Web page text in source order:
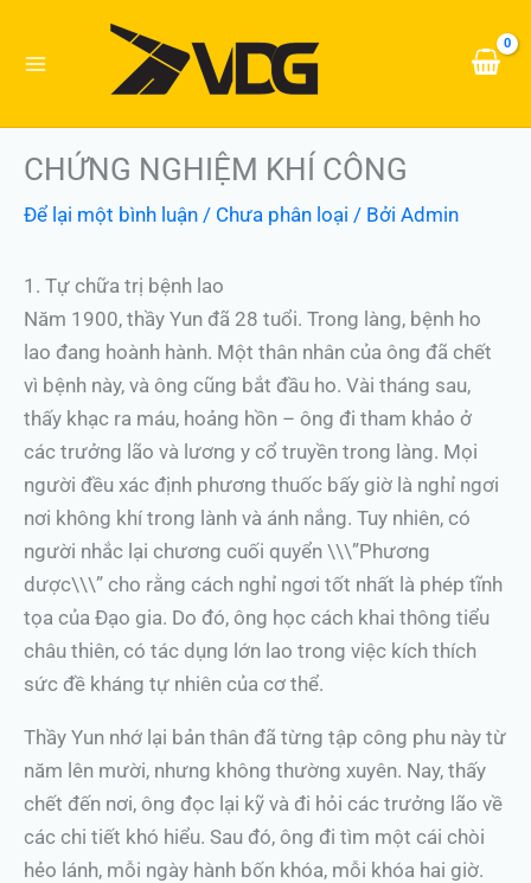
CHỨNG NGHIỆM KHÍ CÔNG
Để lại một bình luận / Chưa phân loại / Bởi Admin
1. Tự chữa trị bệnh lao
Năm 1900, thầy Yun đã 28 tuổi. Trong làng, bệnh ho
lao đang hoành hành. Một thân nhân của ông đã chết
vì bệnh này, và ông cũng bắt đầu ho. Vài tháng sau,
thấy khạc ra máu, hoảng hồn – ông đi tham khảo ở
các trưởng lão và lương y cổ truyền trong làng. Mọi
người đều xác định phương thuốc bấy giờ là nghỉ ngơi
nơi không khí trong lành và ánh nắng. Tuy nhiên, có
người nhắc lại chương cuối quyển \\\”Phương
dược\\\” cho rằng cách nghỉ ngơi tốt nhất là phép tĩnh
tọa của Đạo gia. Do đó, ông học cách khai thông tiểu
châu thiên, có tác dụng lớn lao trong việc kích thích
sức đề kháng tự nhiên của cơ thể.
Thầy Yun nhớ lại bản thân đã từng tập công phu này từ
năm lên mười, nhưng không thường xuyên. Nay, thấy
chết đến nơi, ông đọc lại kỹ và đi hỏi các trưởng lão về
các chi tiết khó hiểu. Sau đó, ông đi tìm một cái chòi
hẻo lánh, mỗi ngày hành bốn khóa, mỗi khóa hai giờ.